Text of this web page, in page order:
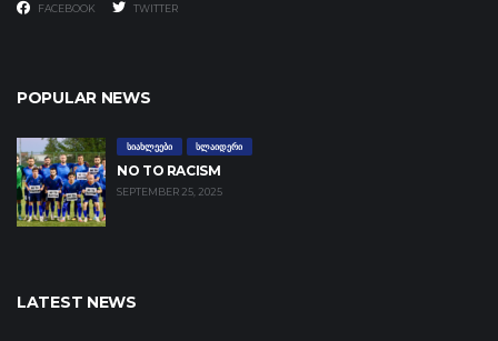
FACEBOOK TWITTER
POPULAR NEWS
ᲡᲘᲐᲮᲚᲔᲔᲑᲘ ᲡᲚᲐᲘᲓᲔᲠᲘ
NO TO RACISM
SEPTEMBER 25, 2025
LATEST NEWS